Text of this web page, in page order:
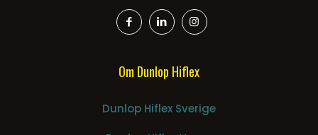
Om Dunlop Hiflex
Dunlop Hiflex Sverige